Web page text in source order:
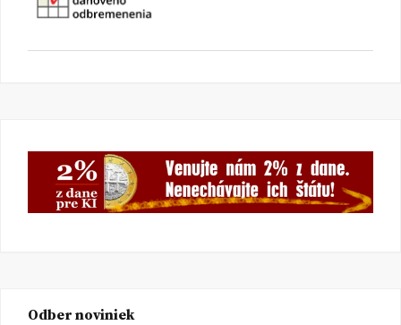
Odber noviniek